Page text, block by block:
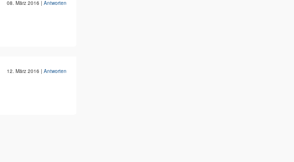
08. März 2016 | Antworten
12. März 2016 | Antworten